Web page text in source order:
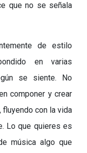
que no se señala
de estilo
en varias
se siente. No
componer y crear
con la vida
Lo que quieres es
música algo que